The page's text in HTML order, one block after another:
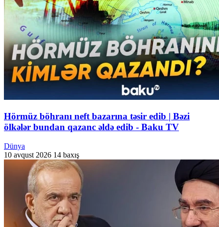
Hörmüz böhranı neft bazarına təsir edib | Bəzi
ölkələr bundan qazanc əldə edib - Baku TV
Dünya
10 avqust 2026 14 baxış